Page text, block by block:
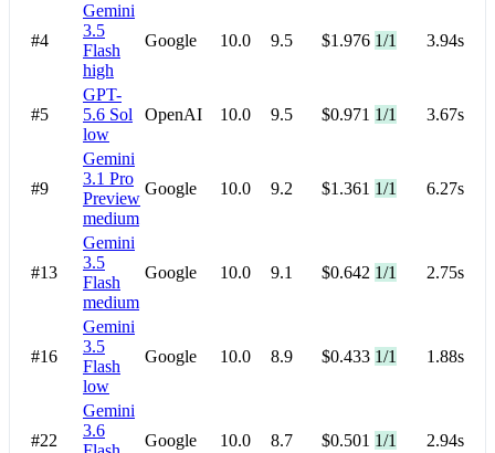
#4
Gemini
3.5
Flash
high
Google 10.0 9.5 $1.976 1/1 3.94s
#5
GPT-
5.6 Sol
low
OpenAI 10.0 9.5 $0.971 1/1 3.67s
#9
Gemini
3.1 Pro
Preview
medium
Google 10.0 9.2 $1.361 1/1 6.27s
#13
Gemini
3.5
Flash
medium
Google 10.0 9.1 $0.642 1/1 2.75s
#16
Gemini
3.5
Flash
low
Google 10.0 8.9 $0.433 1/1 1.88s
#22
Gemini
3.6
Google 10.0 8.7 $0.501 1/1 2.94s